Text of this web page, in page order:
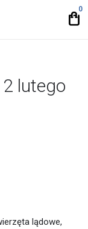
0
lutego
lądowe,